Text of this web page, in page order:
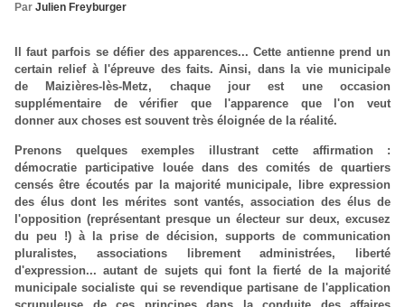
Par Julien Freyburger
Il faut parfois se défier des apparences... Cette antienne prend un
certain relief à l'épreuve des faits. Ainsi, dans la vie municipale
de Maizières-lès-Metz, chaque jour est une occasion
supplémentaire de vérifier que l'apparence que l'on veut
donner aux choses est souvent très éloignée de la réalité.
Prenons quelques exemples illustrant cette affirmation :
démocratie participative louée dans des comités de quartiers
censés être écoutés par la majorité municipale, libre expression
des élus dont les mérites sont vantés, association des élus de
l'opposition (représentant presque un électeur sur deux, excusez
du peu !) à la prise de décision, supports de communication
pluralistes, associations librement administrées, liberté
d'expression... autant de sujets qui font la fierté de la majorité
municipale socialiste qui se revendique partisane de l'application